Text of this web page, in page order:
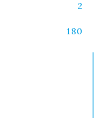
2
180